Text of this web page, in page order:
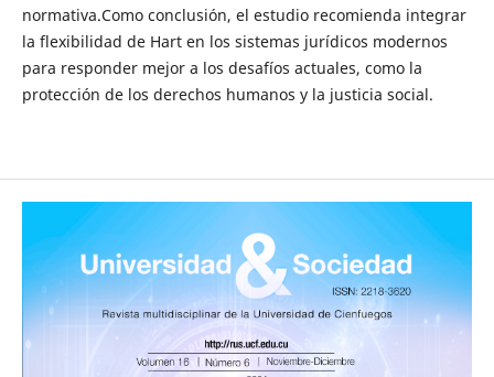
normativa.Como conclusión, el estudio recomienda integrar
la flexibilidad de Hart en los sistemas jurídicos modernos
para responder mejor a los desafíos actuales, como la
protección de los derechos humanos y la justicia social.